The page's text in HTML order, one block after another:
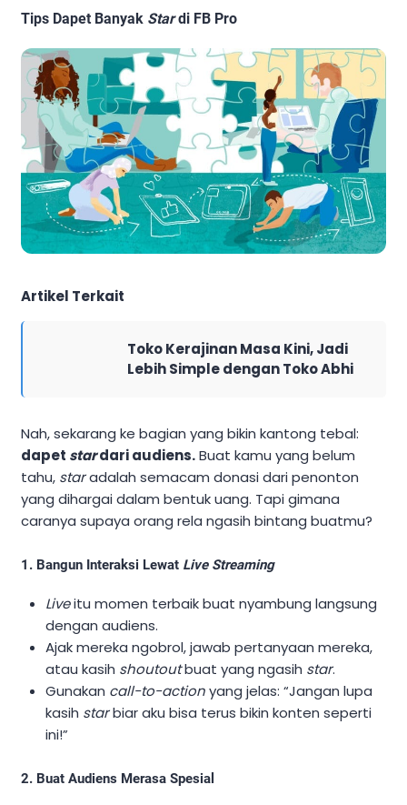
Tips Dapet Banyak Stardi FB Pro
Artikel Terkait
Toko Kerajinan Masa Kini, Jadi
Lebih Simple dengan Toko Abhi
Nah, sekarang ke bagian yang bikin kantong tebal:
dapet stardari audiens.Buat kamu yang belum
tahu, staradalah semacam donasi dari penonton
yang dihargai dalam bentuk uang. Tapi gimana
caranya supaya orang rela ngasih bintang buatmu?
1. Bangun Interaksi Lewat Live Streaming
Liveitu momen terbaik buat nyambung langsung
dengan audiens.
Ajak mereka ngobrol, jawab pertanyaan mereka,
atau kasih shoutoutbuat yang ngasih star.
Gunakan call-to-actionyang jelas: “Jangan lupa
kasih starbiar aku bisa terus bikin konten seperti
ini!”
2. Buat Audiens Merasa Spesial